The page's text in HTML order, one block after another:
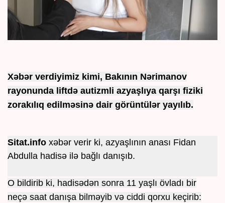
Xəbər verdiyimiz kimi, Bakının Nərimanov
rayonunda liftdə autizmli azyaşlıya qarşı fiziki
zorakılıq edilməsinə dair görüntülər yayılıb.
Sitat.info xəbər verir ki, azyaşlının anası Fidan
Abdulla hadisə ilə bağlı danışıb.
O bildirib ki, hadisədən sonra 11 yaşlı övladı bir
neçə saat danışa bilməyib və ciddi qorxu keçirib: